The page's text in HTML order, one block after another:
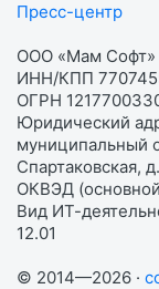
Пресс-центр
ООО «Мам Софт»
ИНН/КПП
ОГРН
Юридический
муниципальный
Спартаковская,
ОКВЭД
Вид ИТ-
12.01
© 2014—2026 ·